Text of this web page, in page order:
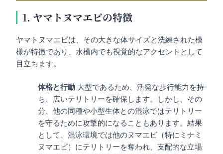
1. ヤマトヌマエビの特徴
ヤマトヌマエビは、その大きな体サイズと洗練された模
様が特徴であり、水槽内でも視覚的なアクセントとして
目立ちます。
体格と行動 大型であるため、活発な歩行能力を持
ち、広いテリトリーを確保します。しかし、その
分、他の同種や小型生体との混泳ではテリトリー
を守るために攻撃的になることもあります。結果
として、混泳環境では他のヌマエビ（特にミナミ
ヌマエビ）にテリトリーを奪われ、支配的な立場